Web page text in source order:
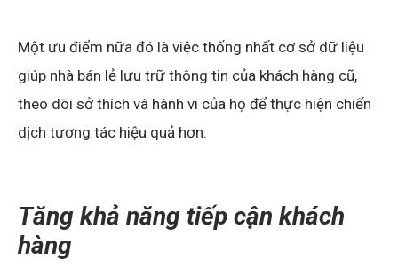
Một ưu điểm nữa đó là việc thống nhất cơ sở dữ liệu
giúp nhà bán lẻ lưu trữ thông tin của khách hàng cũ,
theo dõi sở thích và hành vi của họ để thực hiện chiến
dịch tương tác hiệu quả hơn.
Tăng khả năng tiếp cận khách
hàng